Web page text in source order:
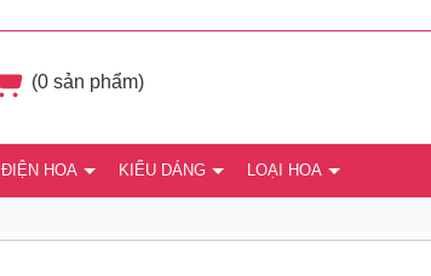
(0 sản phẩm)
ĐIỆN HOA KIỂU DÁNG LOẠI HOA